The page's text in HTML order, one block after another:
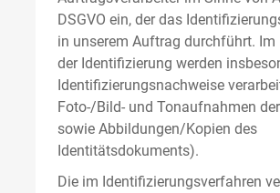
DSGVO ein, der das
in unserem Auftrag durchführt. Im
der Identifizierung werden
Identifizierungsnachweise
Foto-/Bild- und Tonaufnahmen
sowie Abbildungen/Kopien des
Identitätsdokuments).
Die im Identifizierungsverfahren